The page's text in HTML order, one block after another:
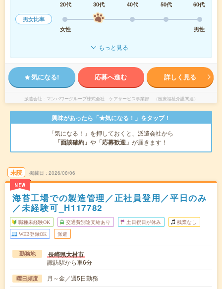
20代
30代 40代 50代
60代
男女比率
女性
男性
もっと見る
気になる! 応募へ進む 詳しく見る
派遣会社 マンパワーグループ株式会社 ケアサービス事業部 （医療福祉介護関連）
興味があったら「★気になる！」をタップ！
「気になる！」を押しておくと、派遣会社から
「面談確約」 や 「応募歓迎」 が届きます！
未読
NEW
掲載日 2026/08/06
海苔工場での製造管理／正社員登用／平日のみ
／未経験可_H117782
職種未経験OK 交通費別途支給あり 土日祝日が休み 残業なし
WEB登録OK 派遣
勤務地 長崎県大村市
諏訪駅から車6分
曜日頻度 月～金／週5日勤務